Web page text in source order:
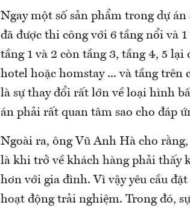
Ngay một số sản phẩm trong dự
đã được thi công với 6 tầng nổi và
tầng 1 và 2 còn tầng 3, tầng 4, 5
hotel hoặc homstay ... và tầng
là sự thay đổi rất lớn về loại hình
án phải rất quan tâm sao cho đáp
Ngoài ra, ông Vũ Anh Hà cho
là khi trở về khách hàng phải thấy
hơn với gia đình. Vì vậy yêu cầu
hoạt động trải nghiệm. Trong đó,